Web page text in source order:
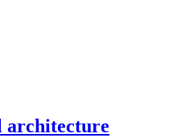
architecture